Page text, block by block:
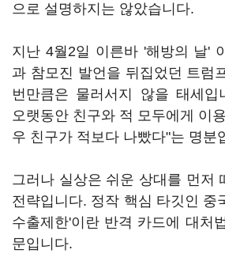
으로 설명하지는 않았습니다.
지난 4월2일 이른바 '해방의 날'
과 참모진 발언을 뒤집었던 트럼
번만큼은 물러서지 않을 태세입
오랫동안 친구와 적 모두에게 이
우 친구가 적보다 나빴다"는 명분
그러나 실상은 쉬운 상대를 먼저
전략입니다. 정작 핵심 타깃인 중
수출제한'이란 반격 카드에 대처
문입니다.